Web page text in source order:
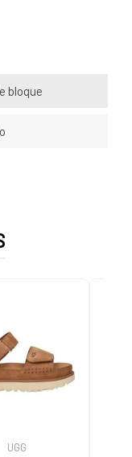
bloque
UGG